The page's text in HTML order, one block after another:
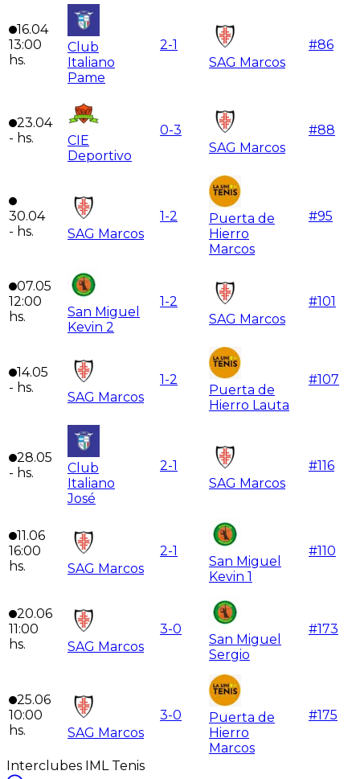
16.04
13:00
hs.
Club
Italiano
Pame
2-1
SAG Marcos
#86
23.04
- hs.
CIE
Deportivo
0-3
SAG Marcos
#88
30.04
- hs. SAG Marcos
1-2
Puerta de
Hierro
Marcos
#95
07.05
12:00
hs.
San Miguel
Kevin 2
1-2
SAG Marcos
#101
14.05
- hs.
SAG Marcos
1-2
Puerta de
Hierro Lauta
#107
28.05
- hs.
Club
Italiano
José
2-1
SAG Marcos
#116
11.06
16:00
hs.
SAG Marcos
2-1
San Miguel
Kevin 1
#110
20.06
11:00
hs.
SAG Marcos
3-0
San Miguel
Sergio
#173
25.06
10:00
hs.
SAG Marcos
3-0
Puerta de
Hierro
Marcos
#175
Interclubes IML Tenis